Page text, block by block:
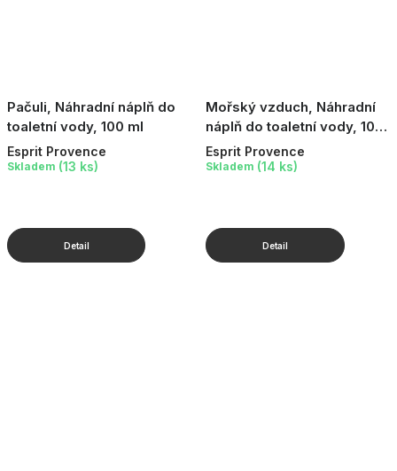
Pačuli, Náhradní náplň do
toaletní vody, 100 ml
Esprit Provence
Skladem (13 ks)
Mořský vzduch, Náhradní
náplň do toaletní vody, 100
ml
Esprit Provence
Skladem (14 ks)